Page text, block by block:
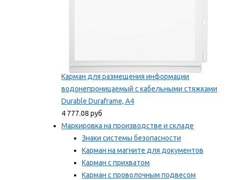
Карман для размещения информации
водонепроницаемый с кабельными стяжками
Durable Duraframe, А4
4 777.08 руб
Маркировка на производстве и складе
Знаки системы безопасности
Карман на магните для документов
Карман с прихватом
Карман с проволочным подвесом